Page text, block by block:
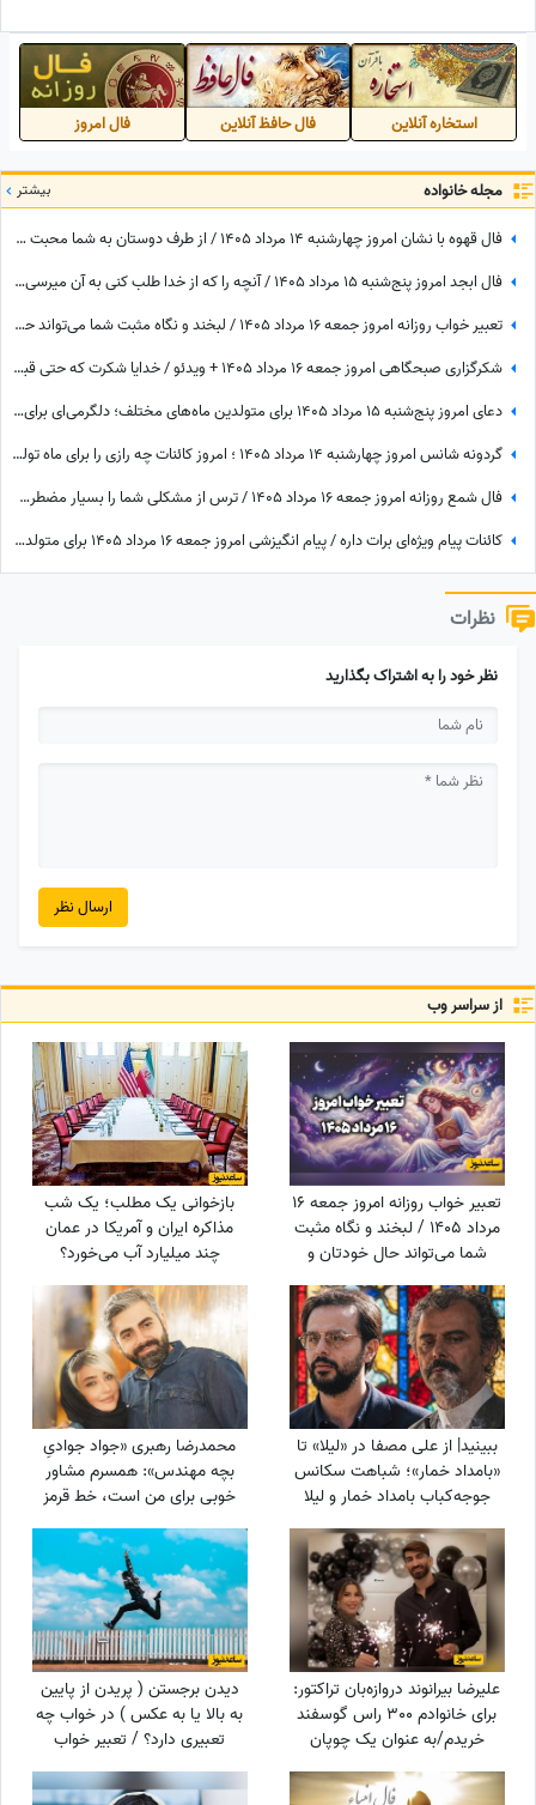
حافظه تاریخ پاک نخواهد شد
سرلوحه زندگیتون قرار بدید+ فیلم
استخاره آنلاین فال حافظ آنلاین فال امروز
مجله خانواده بیشتر
فال قهوه با نشان امروز چهارشنبه 14 مرداد 1405 / از طرف دوستان به شما محبت می‌شود و هدیه گرانبهایی دریافت خواهید کرد
فال ابجد امروز پنج‌شنبه 15 مرداد 1405 / آنچه را که از خدا طلب کنی به آن میرسی اما ...
تعبیر خواب روزانه امروز جمعه 16 مرداد 1405 / لبخند و نگاه مثبت شما می‌تواند حال خودتان و اطرافیانتان را بهتر کند
شکرگزاری صبحگاهی امروز جمعه 16 مرداد 1405 + ویدئو / خدایا شکرت که حتی قبل از رسیدن آرزوهایم، آرامشِ ایمان به اجابت را در دلم قرار دادی
دعای امروز پنج‌شنبه 15 مرداد 1405 برای متولدین ماه‌های مختلف؛ دلگرمی‌ای برای هر کس که در آرزوها و نیازهای زندگی مانده است
گردونه شانس امروز چهارشنبه 14 مرداد 1405 ؛ امروز کائنات چه رازی را برای ماه تولد تو فاش کرده؟
فال شمع روزانه امروز جمعه 16 مرداد 1405 / ترس از مشکلی شما را بسیار مضطرب و آشفته می‌کند، اما شما
کائنات پیام ویژه‌ای برات داره / پیام انگیزشی امروز جمعه 16 مرداد 1405 برای متولدین فروردین تا اسفند: امروز زمان درخشیدن توست + ویدئو
نظرات
نظر خود را به اشتراک بگذارید
ارسال نظر
از سراسر وب
تعبیر خواب روزانه امروز جمعه 16
مرداد 1405 / لبخند و نگاه مثبت
شما می‌تواند حال خودتان و
اطرافیانتان را بهتر کند
بازخوانی یک مطلب؛ یک شب
مذاکره ایران و آمریکا در عمان
چند میلیارد آب می‌خورد؟
ببینید| از علی مصفا در «لیلا» تا
«بامداد خمار»؛ شباهت سکانس
جوجه‌کباب بامداد خمار و لیلا
سوژه شد
محمدرضا رهبری «جواد جوادیِ
بچه مهندس»: همسرم مشاور
خوبی برای من است، خط قرمز
من خانوادمه/عروسی خواهرم
دائم استرس داشتم که مبادا
فیلم یا عکسی از من گرفته شود
و بعدا برای من دردسر ایجاد کند!
علیرضا بیرانوند دروازه‌بان تراکتور:
برای خانوادم 300 راس گوسفند
خریدم/به عنوان یک چوپان
همیشه سنگ در دستانم بود تا از
گوسفندان مراقبت کنم
دیدن برجستن ( پریدن از پایین
به بالا یا به عکس ) در خواب چه
تعبیری دارد؟ / تعبیر خواب
برجستن